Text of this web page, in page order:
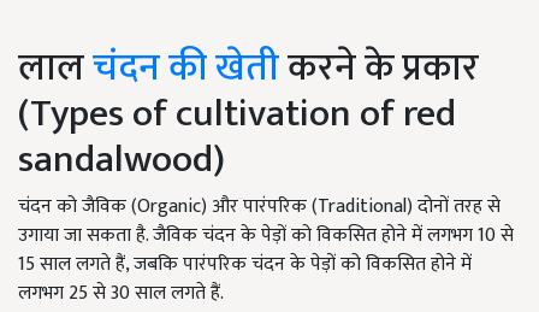
लालचंदन की खेतीकरने के प्रकार
(Types of cultivation of red
sandalwood)
चंदन को जैविक (Organic) और पारंपरिक (Traditional) दोनों तरह से
उगाया जा सकता है. जैविक चंदन के पेड़ों को विकसित होने में लगभग 10 से
15 साल लगते हैं, जबकि पारंपरिक चंदन के पेड़ों को विकसित होने में
लगभग 25 से 30 साल लगते हैं.